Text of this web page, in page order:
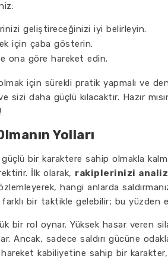
geliştireceğinizi iyi belirleyin.
için çaba gösterin.
ona göre hareket edin.
için sürekli pratik yapmalı ve
daha güçlü kılacaktır. Hazır
Yolları
güçlü bir karaktere sahip olmakla
İlk olarak, rakiplerinizi
hangi anlarda
bir taktikle gelebilir; bu yüzden
bir rol oynar. Yüksek hasar veren
Ancak, sadece saldırı gücüne
hareket kabiliyetine sahip bir